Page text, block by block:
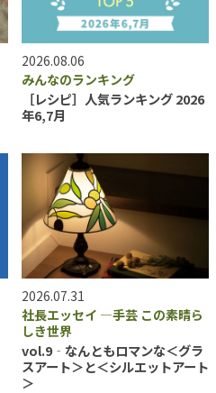
2026.08.06
みんなのランキング
［レシピ］人気ランキング 2026
年6,7月
2026.07.31
社長エッセイ ―手芸 この素晴ら
しき世界
vol.9‐なんともロマンな＜グラ
スアート＞と＜シルエットアート
＞